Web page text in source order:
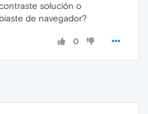
solución o
de navegador?
0